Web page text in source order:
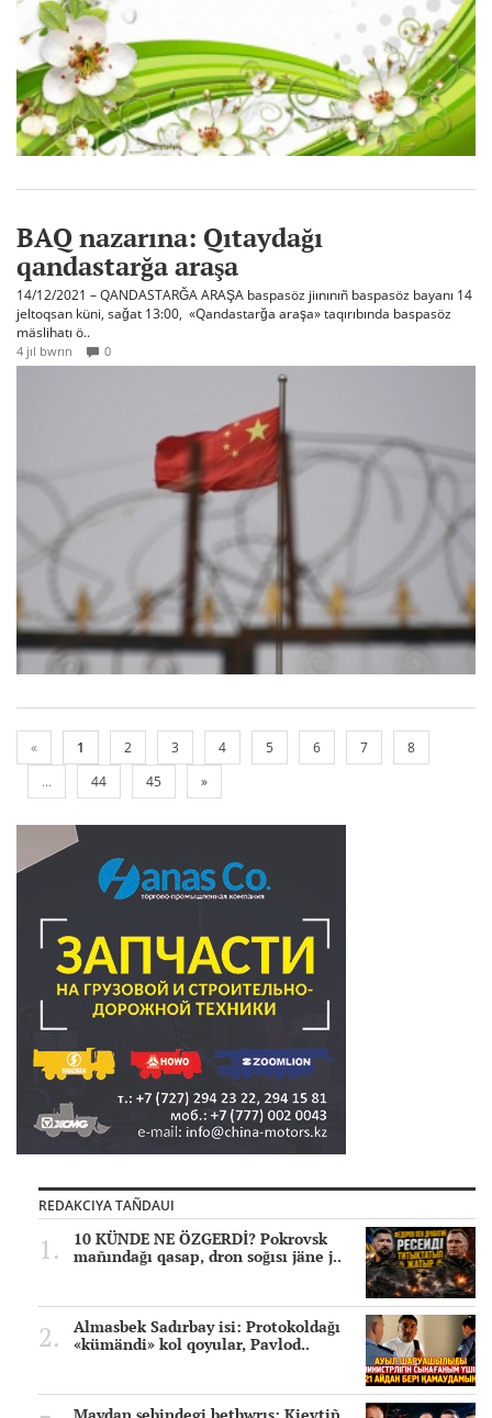
BAQ nazarına: Qıtaydağı
qandastarğa araşa
14/12/2021 – QANDASTARĞA ARAŞA baspasöz jiınınıñ baspasöz bayanı 14
jeltoqsan küni, sağat 13:00, «Qandastarğa araşa» taqırıbında baspasöz
mäslihatı ö..
4 jıl bwrın 0
« 1 2 3 4 5 6 7
8
...
44 45 »
REDAKCIYA TAÑDAUI
10 KÜNDE NE ÖZGERDİ? Pokrovsk
mañındağı qasap, dron soğısı jäne j..
Almasbek Sadırbay isi: Protokoldağı
«kümändi» kol qoyular, Pavlod..
Maydan şebindegi betbwrıs: Kievtiñ